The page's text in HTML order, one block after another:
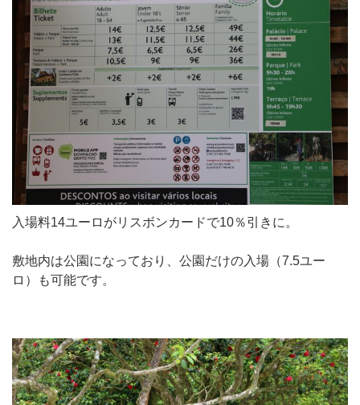
入場料14ユーロがリスボンカードで10％引きに。
敷地内は公園になっており、公園だけの入場（7.5ユー
ロ）も可能です。